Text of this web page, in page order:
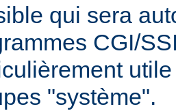
qui sera
CGI/
"système".